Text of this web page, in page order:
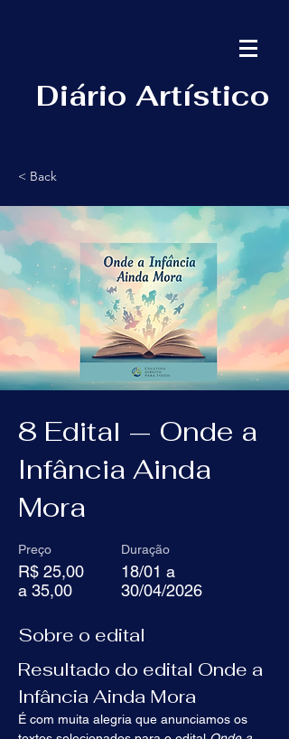
Diário Artístico
Log In
< Back
8 Edital — Onde a
Infância Ainda
Mora
Preço
R$ 25,00
a 35,00
Duração
18/01 a
30/04/2026
Sobre o edital
Resultado do edital Onde a
Infância Ainda Mora
É com muita alegria que anunciamos os